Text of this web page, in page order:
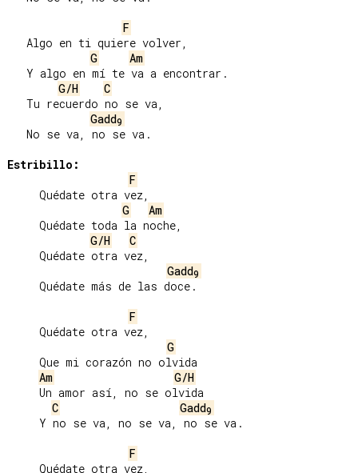
F
G
Am
G/H
C
Gadd9
Estribillo:
F
G
Am
G/H
C
Gadd9
F
G
Am
G/H
C
Gadd9
F